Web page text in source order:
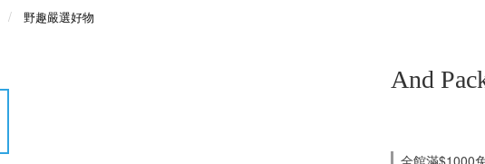
野趣嚴選好物
And
全館滿$1000